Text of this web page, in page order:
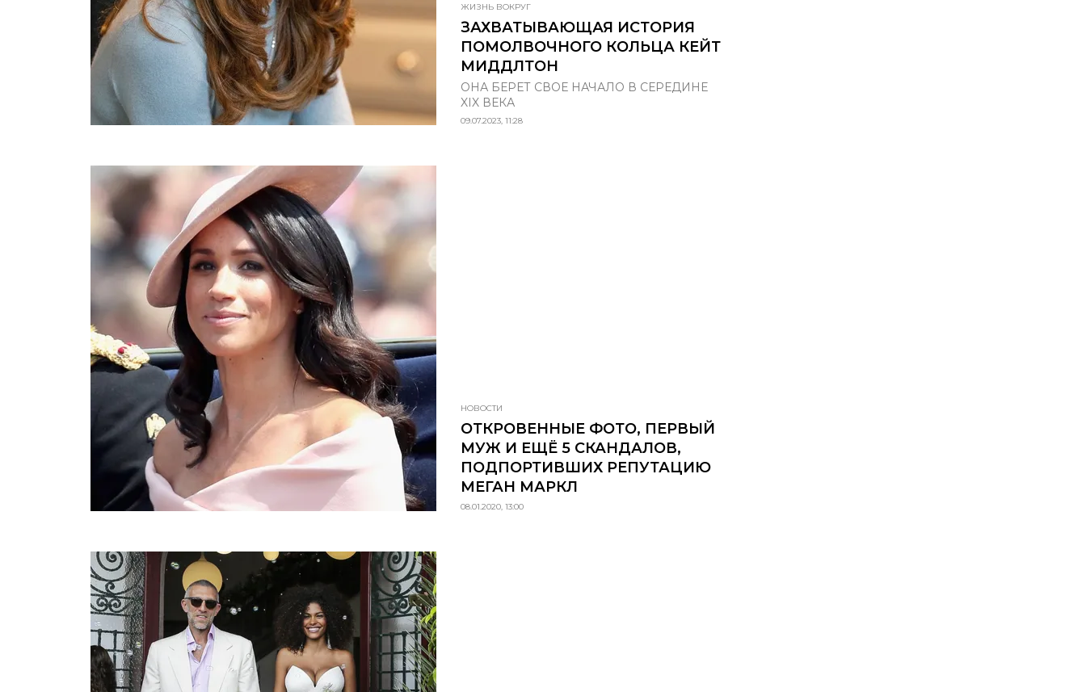
ЖИЗНЬ ВОКРУГ
ЗАХВАТЫВАЮЩАЯ ИСТОРИЯ
ПОМОЛВОЧНОГО КОЛЬЦА КЕЙТ
МИДДЛТОН
ОНА БЕРЕТ СВОЕ НАЧАЛО В СЕРЕДИНЕ
XIX ВЕКА
09.07.2023, 11:28
НОВОСТИ
ОТКРОВЕННЫЕ ФОТО, ПЕРВЫЙ
МУЖ И ЕЩЁ 5 СКАНДАЛОВ,
ПОДПОРТИВШИХ РЕПУТАЦИЮ
МЕГАН МАРКЛ
08.01.2020, 13:00